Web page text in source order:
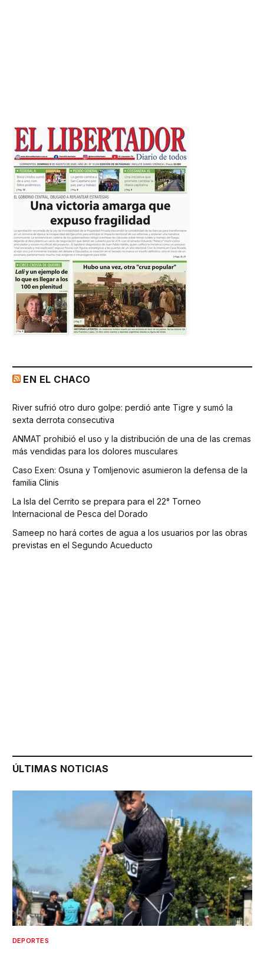
EN EL CHACO
River sufrió otro duro golpe: perdió ante Tigre y sumó la
sexta derrota consecutiva
ANMAT prohibió el uso y la distribución de una de las cremas
más vendidas para los dolores musculares
Caso Exen: Osuna y Tomljenovic asumieron la defensa de la
familia Clinis
La Isla del Cerrito se prepara para el 22° Torneo
Internacional de Pesca del Dorado
Sameep no hará cortes de agua a los usuarios por las obras
previstas en el Segundo Acueducto
ÚLTIMAS NOTICIAS
DEPORTES